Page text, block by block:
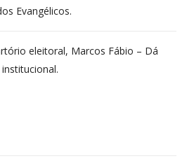
Evangélicos.
eleitoral, Marcos Fábio – Dá